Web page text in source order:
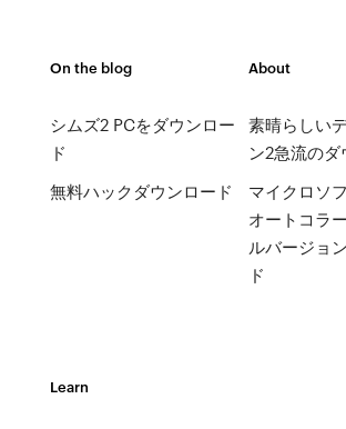
On the blog
シムズ2 PCをダウンロー
ド
無料ハックダウンロード
About
素晴らしい
ン2急流の
マイクロソ
オートコラ
ルバージョ
ド
Learn